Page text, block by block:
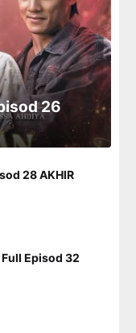
26
28 AKHIR
Episod 32